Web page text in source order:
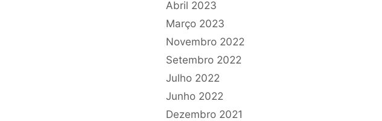
Abril 2023
Março 2023
Novembro 2022
Setembro 2022
Julho 2022
Junho 2022
Dezembro 2021